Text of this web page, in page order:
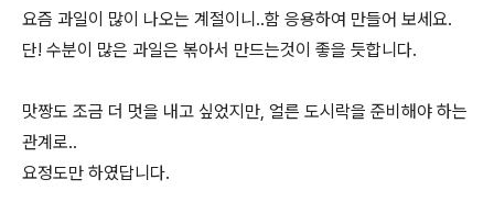
요즘 과일이 많이 나오는 계절이니..함 응용하여 만들어 보세요.
단! 수분이 많은 과일은 볶아서 만드는것이 좋을 듯합니다.
맛짱도 조금 더 멋을 내고 싶었지만, 얼른 도시락을 준비해야 하는
관계로..
요정도만 하였답니다.